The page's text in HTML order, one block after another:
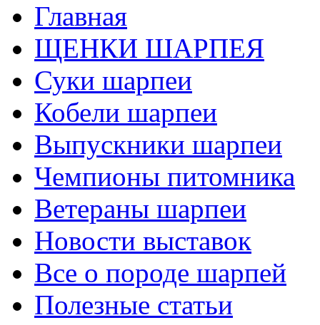
Главная
ЩЕНКИ ШАРПЕЯ
Суки шарпеи
Кобели шарпеи
Выпускники шарпеи
Чемпионы питомника
Ветераны шарпеи
Новости выставок
Все о породе шарпей
Полезные статьи